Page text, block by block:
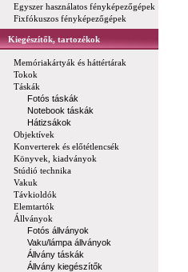
Egyszer használatos fényképezőgépek
Fixfókuszos fényképezőgépek
Kiegészítők, tartozékok
Memóriakártyák és háttértárak
Tokok
Táskák
Fotós táskák
Notebook táskák
Hátizsákok
Objektívek
Konverterek és előtétlencsék
Könyvek, kiadványok
Stúdió technika
Vakuk
Távkioldók
Elemtartók
Állványok
Fotós állványok
Vaku/lámpa állványok
Állvány táskák
Állvány kiegészítők